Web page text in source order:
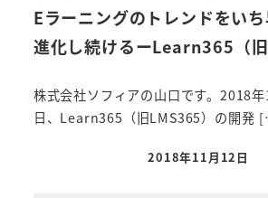
Eラーニングのトレンドをい
進化し続けるーLearn365（
株式会社ソフィアの山口です。2018
日、Learn365（旧LMS365）の開発
投稿日
2018年11月12日